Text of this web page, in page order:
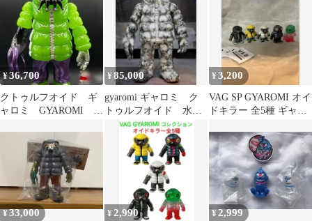
¥36,700
クトゥルフオイド ギ
ャロミ GYAROMI ソ
¥85,000
gyaromi ギャロミ ク
トゥルフオイド 水転
写 髑髏 ドクロ 蓄
¥3,200
VAG SP GYAROMI オイ
ドキラー 全5種 ギャロ
¥33,000 ¥ 2,990 ¥2,999